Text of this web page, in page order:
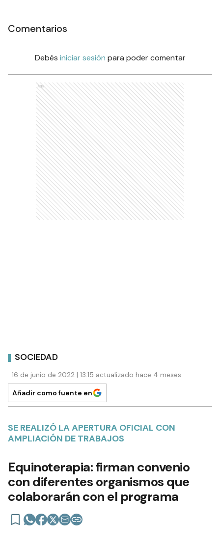
Comentarios
Debés iniciar sesión para poder comentar
Ads
SOCIEDAD
16 de junio de 2022 | 13:15 actualizado hace 4 meses
Añadir como fuente en
SE REALIZÓ LA APERTURA OFICIAL CON
AMPLIACIÓN DE TRABAJOS
Equinoterapia: firman convenio
con diferentes organismos que
colaborarán con el programa